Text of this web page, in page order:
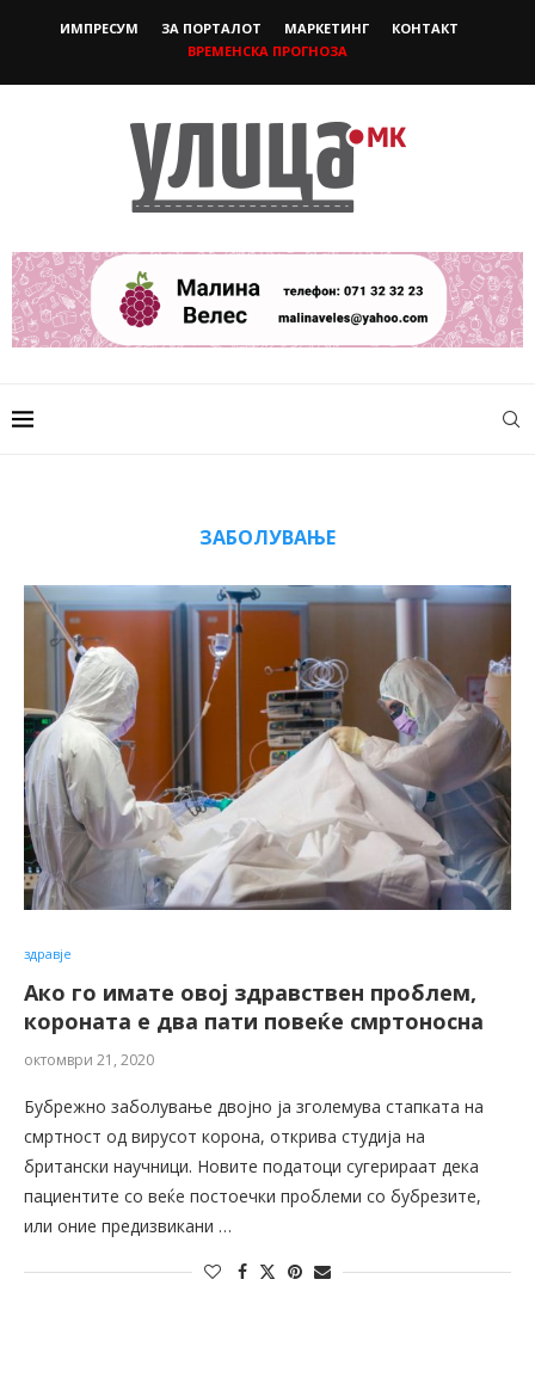
ИМПРЕСУМ ЗА ПОРТАЛОТ МАРКЕТИНГ
КОНТАКТ
ВРЕМЕНСКА ПРОГНОЗА
ЗАБОЛУВАЊЕ
здравје
Ако го имате овој здравствен проблем,
короната е два пати повеќе смртоносна
октомври 21, 2020
Бубрежно заболување двојно ја зголемува стапката на
смртност од вирусот корона, открива студија на
британски научници. Новите податоци сугерираат дека
пациентите со веќе постоечки проблеми со бубрезите,
или оние предизвикани …